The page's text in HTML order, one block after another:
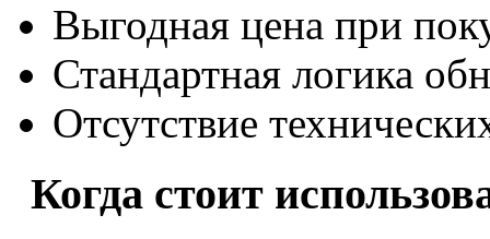
Выгодная цена при
Стандартная логика
Отсутствие
Когда стоит